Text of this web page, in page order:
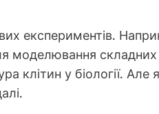
експериментів.
моделювання складних
клітин у біології.